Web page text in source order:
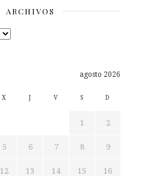
ARCHIVOS
agosto 2026
X J V S D
1 2
5 6 7 8 9
12 13 14 15 16